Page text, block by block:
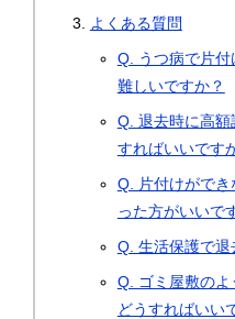
よくある質問
Q. うつ病で片
難しいですか？
Q. 退去時に高
すればいいです
Q. 片付けがで
った方がいいで
Q. 生活保護で退
Q. ゴミ屋敷のよ
どうすればいい